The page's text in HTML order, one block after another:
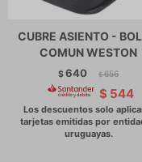
CUBRE ASIENTO -
COMUN WESTON
$640 $ 656
$ 544